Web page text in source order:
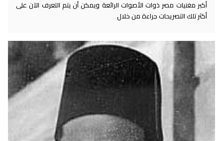
أكبر مغنيات مصر ذوات الأصوات الرائعة ويمكن أن يتم التعرف الآن على
أكثر تلك التصريحات جراءة من خلال